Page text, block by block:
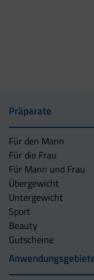
Präparate
Für den Mann
Für die Frau
Für Mann und Frau
Übergewicht
Untergewicht
Sport
Beauty
Gutscheine